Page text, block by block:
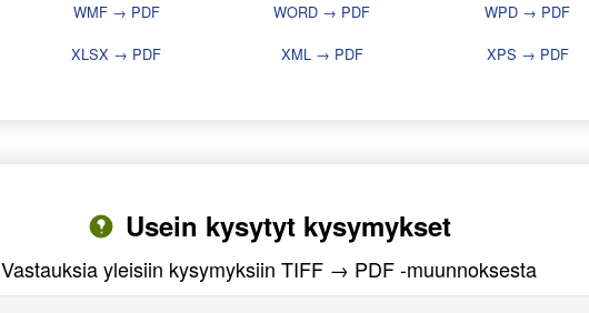
WMF → PDF WORD → PDF WPD → PDF
XLSX → PDF XML → PDF XPS → PDF
Usein kysytyt kysymykset
Vastauksia yleisiin kysymyksiin TIFF → PDF -muunnoksesta